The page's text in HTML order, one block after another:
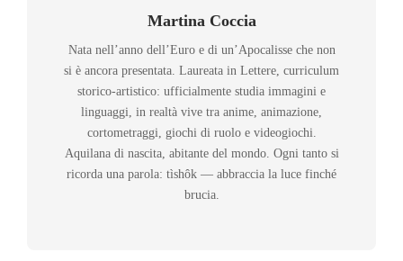
Martina Coccia
Nata nell’anno dell’Euro e di un’Apocalisse che non
si è ancora presentata. Laureata in Lettere, curriculum
storico-artistico: ufficialmente studia immagini e
linguaggi, in realtà vive tra anime, animazione,
cortometraggi, giochi di ruolo e videogiochi.
Aquilana di nascita, abitante del mondo. Ogni tanto si
ricorda una parola: tìshôk — abbraccia la luce finché
brucia.